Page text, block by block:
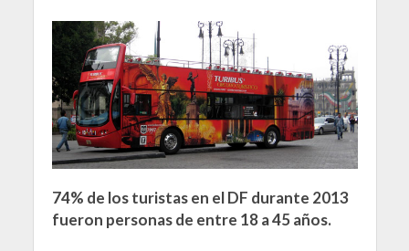
74% de los turistas en el DF durante 2013
fueron personas de entre 18 a 45 años.